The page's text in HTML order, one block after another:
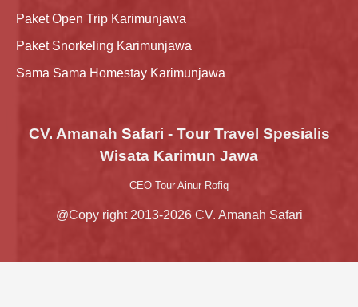
Paket Open Trip Karimunjawa
Paket Snorkeling Karimunjawa
Sama Sama Homestay Karimunjawa
CV. Amanah Safari - Tour Travel Spesialis
Wisata Karimun Jawa
CEO Tour Ainur Rofiq
@Copy right 2013-2026 CV. Amanah Safari